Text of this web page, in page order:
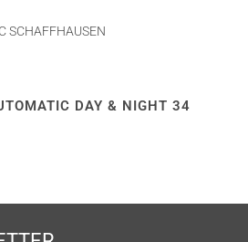
SCHAFFHAUSEN
DAY & NIGHT 34